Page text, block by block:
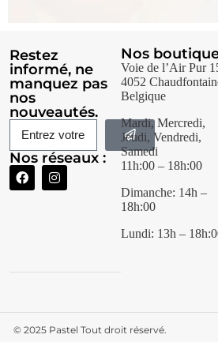
Restez
informé, ne
manquez pas
nos
nouveautés.
Nos réseaux :
Nos
Voie de l’Air Pur
4052
Belgique
Mardi, Mercredi,
Jeudi, Vendredi,
Samedi
11h:00 – 18h:00
Dimanche: 14h –
18h:00
Lundi: 13h –
© 2025 Pastel Tout droit réservé.